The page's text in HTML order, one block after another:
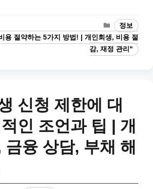
Categories
정보
용 절약하는 5가지 방법! | 개인회생, 비용 절
감, 재정 관리"
신청 제한에 대
인 조언과 팁 | 개
금융 상담, 부채 해